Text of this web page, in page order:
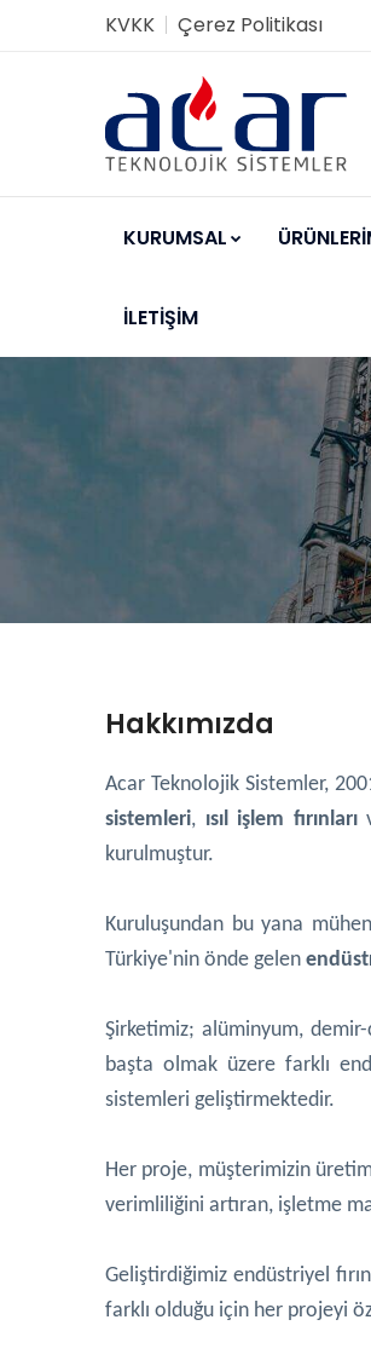
KVKK Çerez Politikası
KURUMSAL
İLETİŞİM
Hakkımızda
Acar Teknolojik Sistemler,
sistemleri, ısıl işlem fırınları
kurulmuştur.
Kuruluşundan bu yana
Türkiye'nin önde gelen
Şirketimiz; alüminyum,
başta olmak üzere farklı
sistemleri geliştirmektedir.
Her proje, müşterimizin
verimliliğini artıran, işletme
Geliştirdiğimiz endüstriyel
farklı olduğu için her projeyi